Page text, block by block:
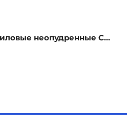
Перчатки виниловые неопудренные CTP-BS, размер S